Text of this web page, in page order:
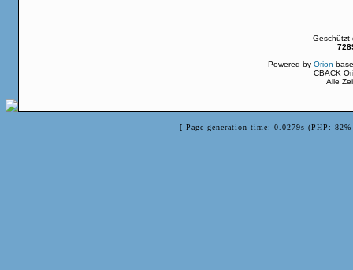
Geschützt
Powered by Orion
CBACK
Alle
[ Page generation time: 0.0279s (PHP: